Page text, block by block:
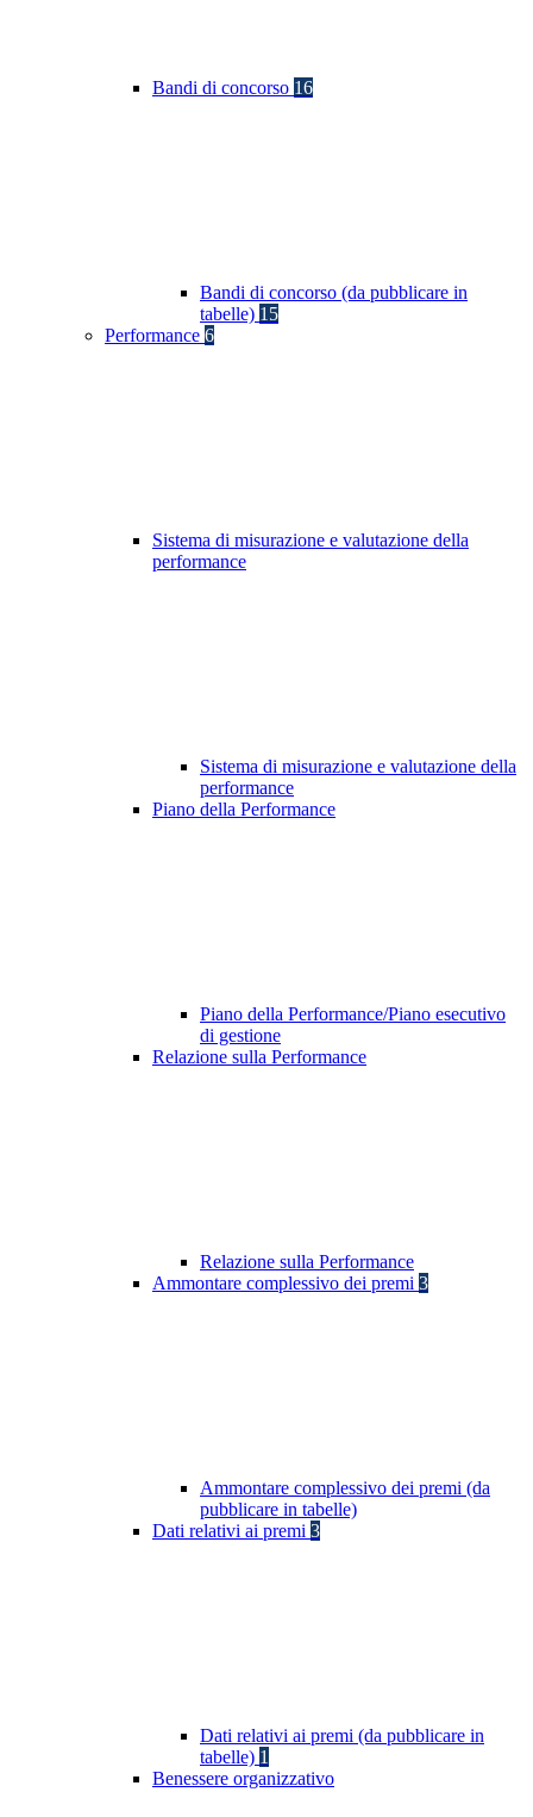
Bandi di concorso 16
Bandi di concorso (da pubblicare in
tabelle) 15
Performance 6
Sistema di misurazione e valutazione della
performance
Sistema di misurazione e valutazione della
performance
Piano della Performance
Piano della Performance/Piano esecutivo
di gestione
Relazione sulla Performance
Relazione sulla Performance
Ammontare complessivo dei premi 3
Ammontare complessivo dei premi (da
pubblicare in tabelle)
Dati relativi ai premi 3
Dati relativi ai premi (da pubblicare in
tabelle) 1
Benessere organizzativo